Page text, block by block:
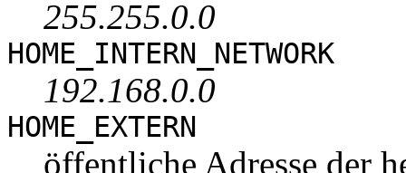
255.255.0.0
HOME_INTERN_NETWORK
192.168.0.0
HOME_EXTERN
öffentliche Adresse der